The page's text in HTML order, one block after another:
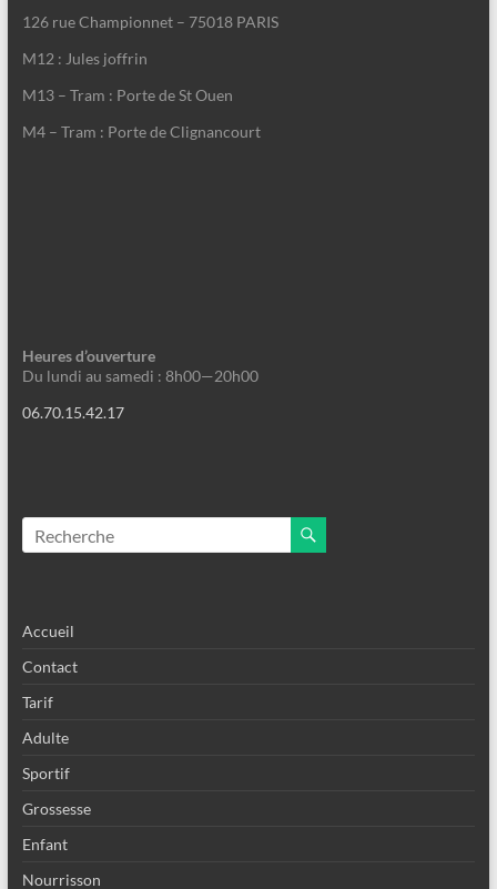
126 rue Championnet – 75018 PARIS
M12 : Jules joffrin
M13 – Tram : Porte de St Ouen
M4 – Tram : Porte de Clignancourt
Heures d’ouverture
Du lundi au samedi : 8h00—20h00
06.70.15.42.17
Accueil
Contact
Tarif
Adulte
Sportif
Grossesse
Enfant
Nourrisson